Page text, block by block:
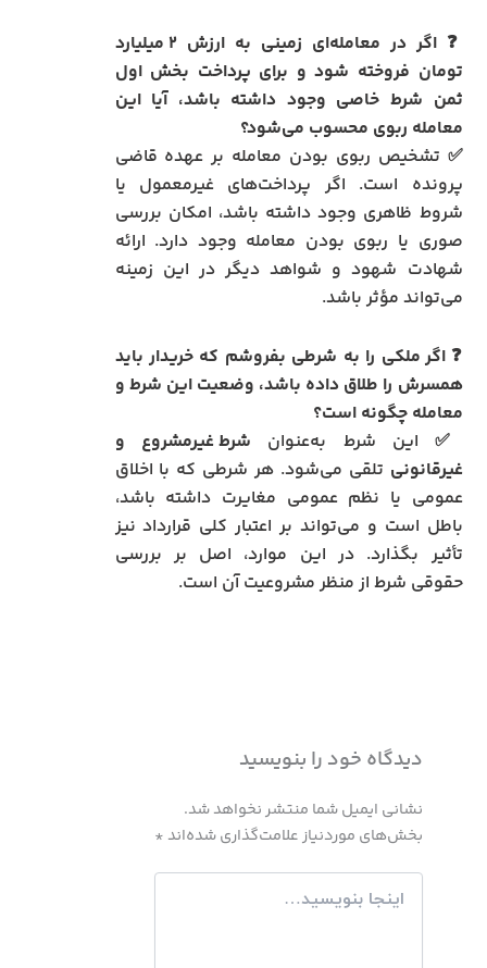
❓
اگر در معامله‌ای زمینی به ارزش ۲ میلیارد
تومان فروخته شود و برای پرداخت بخش اول
ثمن شرط خاصی وجود داشته باشد، آیا این
معامله ربوی محسوب می‌شود؟
✅ تشخیص ربوی بودن معامله بر عهده قاضی
پرونده است. اگر پرداخت‌های غیرمعمول یا
شروط ظاهری وجود داشته باشد، امکان بررسی
صوری یا ربوی بودن معامله وجود دارد. ارائه
شهادت شهود و شواهد دیگر در این زمینه
می‌تواند مؤثر باشد.
❓اگر ملکی را به شرطی بفروشم که خریدار باید
همسرش را طلاق داده باشد، وضعیت این شرط و
معامله چگونه است؟
✅ این شرط به‌عنوان شرط غیرمشروع و
غیرقانونی تلقی می‌شود. هر شرطی که با اخلاق
عمومی یا نظم عمومی مغایرت داشته باشد،
باطل است و می‌تواند بر اعتبار کلی قرارداد نیز
تأثیر بگذارد. در این موارد، اصل بر بررسی
حقوقی شرط از منظر مشروعیت آن است.
دیدگاه‌ خود را بنویسید
نشانی ایمیل شما منتشر نخواهد شد.
بخش‌های موردنیاز علامت‌گذاری شده‌اند *
اینجا
بنویسید…